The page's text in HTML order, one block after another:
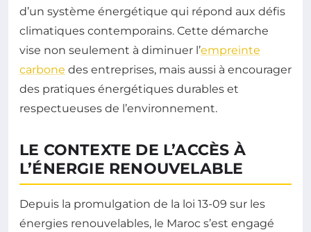
d’un système énergétique qui répond aux défis
climatiques contemporains. Cette démarche
vise non seulement à diminuer l’empreinte
carbone des entreprises, mais aussi à encourager
des pratiques énergétiques durables et
respectueuses de l’environnement.
LE CONTEXTE DE L’ACCÈS À
L’ÉNERGIE RENOUVELABLE
Depuis la promulgation de la loi 13-09 sur les
énergies renouvelables, le Maroc s’est engagé